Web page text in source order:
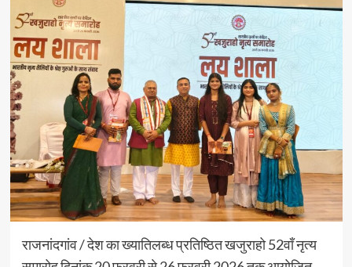
राजनांदगांव / देश का ख्यातिलब्ध प्रतिष्ठित खजुराहो 52वाँ नृत्य